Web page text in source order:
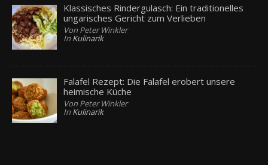
Klassisches Rindergulasch: Ein traditionelles
ungarisches Gericht zum Verlieben
Von Peter Winkler
In Kulinarik
Falafel Rezept: Die Falafel erobert unsere
heimische Küche
Von Peter Winkler
In Kulinarik